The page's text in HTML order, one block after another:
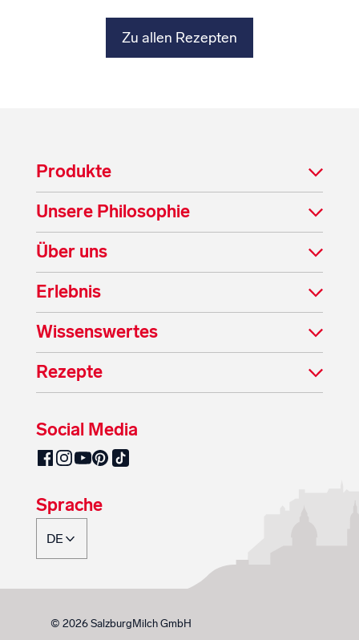
Zu allen Rezepten
Produkte
Unsere Philosophie
Über uns
Erlebnis
Wissenswertes
Rezepte
Social Media
SalzburgMilch auf Facebook
SalzburgMilch auf Instagram
SalzburgMilch auf YouTube
SalzburgMilch auf Pinterest
SalzburgMilch auf TikTok
Sprache
© 2026 SalzburgMilch GmbH